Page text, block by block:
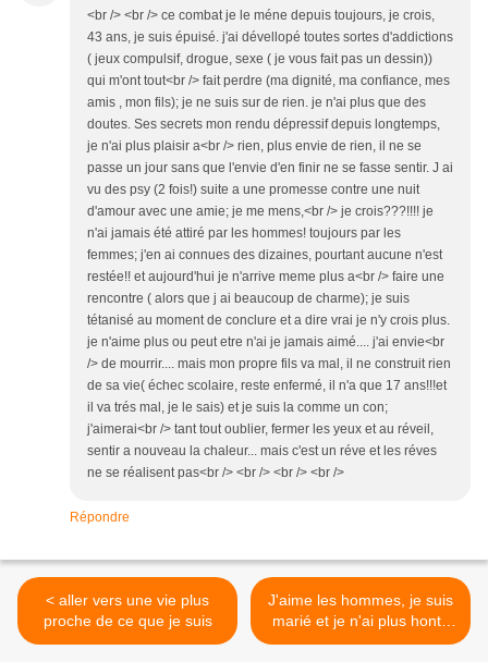
<br /> <br /> ce combat je le méne depuis toujours, je crois,
43 ans, je suis épuisé. j'ai dévellopé toutes sortes d'addictions
( jeux compulsif, drogue, sexe ( je vous fait pas un dessin))
qui m'ont tout<br /> fait perdre (ma dignité, ma confiance, mes
amis , mon fils); je ne suis sur de rien. je n'ai plus que des
doutes. Ses secrets mon rendu dépressif depuis longtemps,
je n'ai plus plaisir a<br /> rien, plus envie de rien, il ne se
passe un jour sans que l'envie d'en finir ne se fasse sentir. J ai
vu des psy (2 fois!) suite a une promesse contre une nuit
d'amour avec une amie; je me mens,<br /> je crois???!!!! je
n'ai jamais été attiré par les hommes! toujours par les
femmes; j'en ai connues des dizaines, pourtant aucune n'est
restée!! et aujourd'hui je n'arrive meme plus a<br /> faire une
rencontre ( alors que j ai beaucoup de charme); je suis
tétanisé au moment de conclure et a dire vrai je n'y crois plus.
je n'aime plus ou peut etre n'ai je jamais aimé.... j'ai envie<br
/> de mourrir.... mais mon propre fils va mal, il ne construit rien
de sa vie( échec scolaire, reste enfermé, il n'a que 17 ans!!!et
il va trés mal, je le sais) et je suis la comme un con;
j'aimerai<br /> tant tout oublier, fermer les yeux et au réveil,
sentir a nouveau la chaleur... mais c'est un réve et les réves
ne se réalisent pas<br /> <br /> <br /> <br />
Répondre
< aller vers une vie plus
proche de ce que je suis
J'aime les hommes, je suis
marié et je n'ai plus honte
de moi >